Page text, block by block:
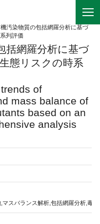
汚染物質の包括網羅分析に基づ
列評価
括網羅分析に基づ
態リスクの時系
of
mass balance of
based on an
analysis
スバランス解析,包括網羅分析,毒